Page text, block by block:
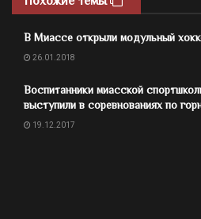
В Миассе открыли модульный
26.01.2018
Воспитанники миасской
выступили в соревнованиях по
19.12.2017